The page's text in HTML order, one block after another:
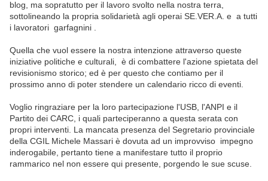
blog, ma sopratutto per il lavoro svolto nella nostra terra,
sottolineando la propria solidarietà agli operai SE.VER.A. e a tutti
i lavoratori garfagnini .
Quella che vuol essere la nostra intenzione attraverso queste
iniziative politiche e culturali, è di combattere l'azione spietata del
revisionismo storico; ed è per questo che contiamo per il
prossimo anno di poter stendere un calendario ricco di eventi.
Voglio ringraziare per la loro partecipazione l'USB, l'ANPI e il
Partito dei CARC, i quali parteciperanno a questa serata con
propri interventi. La mancata presenza del Segretario provinciale
della CGIL Michele Massari è dovuta ad un improvviso impegno
inderogabile, pertanto tiene a manifestare tutto il proprio
rammarico nel non essere qui presente, porgendo le sue scuse.